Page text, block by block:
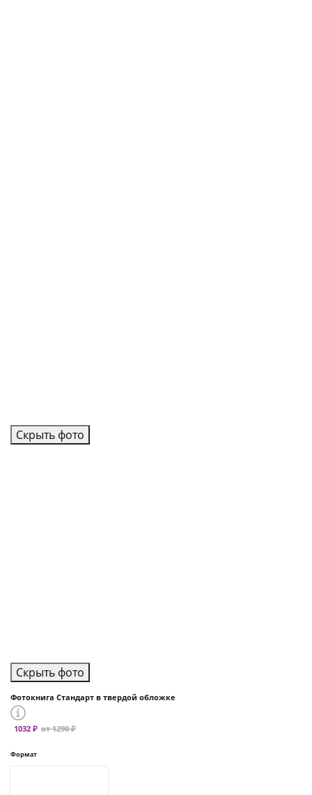
Скрыть фото
Скрыть фото
Фотокнига Стандарт в твердой обложке
1032 ₽ от 1290 ₽
Формат